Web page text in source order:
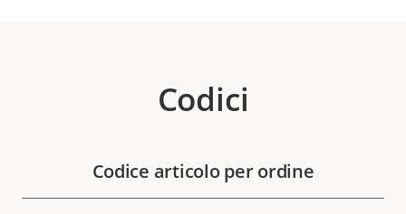
Codici
Codice articolo per ordine